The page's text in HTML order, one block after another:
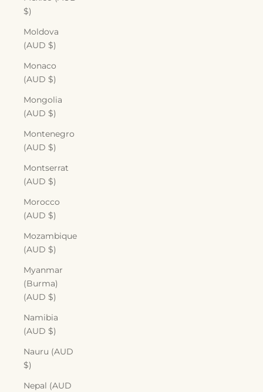
$)
Moldova
(AUD $)
Monaco
(AUD $)
Mongolia
(AUD $)
Montenegro
(AUD $)
Montserrat
(AUD $)
Morocco
(AUD $)
Mozambique
(AUD $)
Myanmar
(Burma)
(AUD $)
Namibia
(AUD $)
Nauru (AUD
$)
Nepal (AUD